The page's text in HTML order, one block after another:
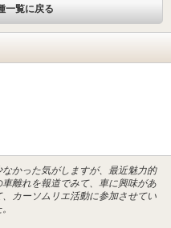
一覧に戻る
かった気がしますが、最近魅力的
離れを報道でみて、車に興味があ
カーソムリエ活動に参加させてい